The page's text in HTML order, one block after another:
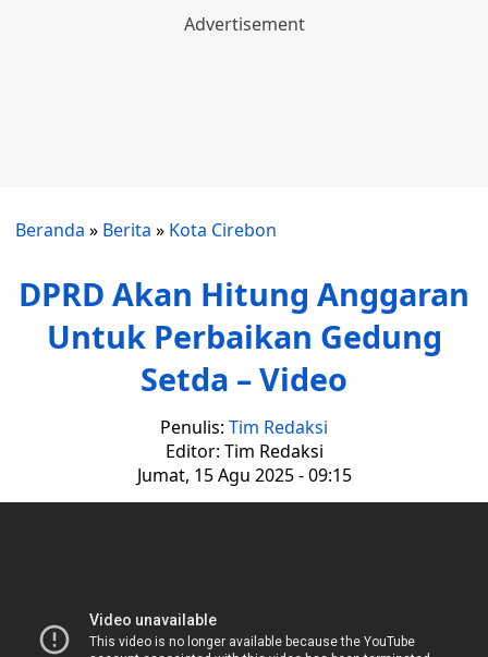
Beranda » Berita » Kota Cirebon
DPRD Akan Hitung Anggaran
Untuk Perbaikan Gedung
Setda – Video
Penulis: Tim Redaksi
Editor: Tim Redaksi
Jumat, 15 Agu 2025 - 09:15